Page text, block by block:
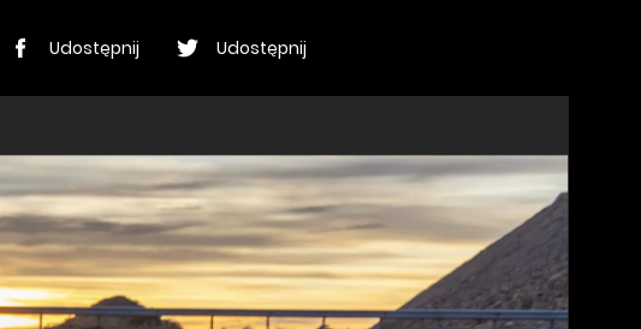
Udostępnij Udostępnij